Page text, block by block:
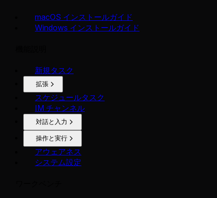
macOS インストールガイド
Windows インストールガイド
新規タスク
拡張
スケジュールタスク
IM チャンネル
対話と入力
操作と実行
アウェアネス
システム設定